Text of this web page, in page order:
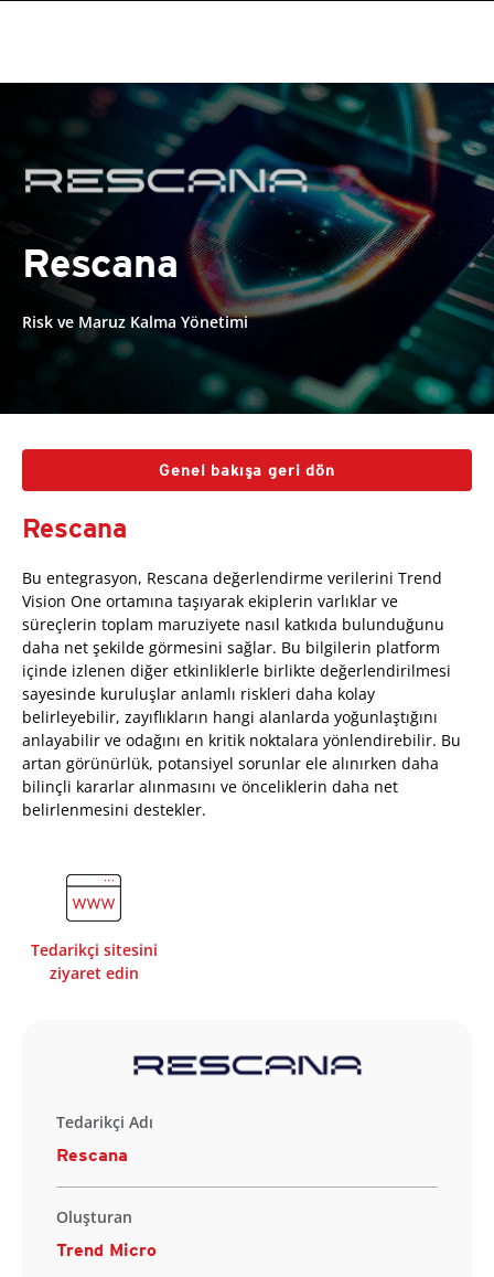
Rescana
Risk ve Maruz Kalma Yönetimi
Genel bakışa geri dön
Rescana
Bu entegrasyon, Rescana değerlendirme verilerini Trend
Vision One ortamına taşıyarak ekiplerin varlıklar ve
süreçlerin toplam maruziyete nasıl katkıda bulunduğunu
daha net şekilde görmesini sağlar. Bu bilgilerin platform
içinde izlenen diğer etkinliklerle birlikte değerlendirilmesi
sayesinde kuruluşlar anlamlı riskleri daha kolay
belirleyebilir, zayıflıkların hangi alanlarda yoğunlaştığını
anlayabilir ve odağını en kritik noktalara yönlendirebilir. Bu
artan görünürlük, potansiyel sorunlar ele alınırken daha
bilinçli kararlar alınmasını ve önceliklerin daha net
belirlenmesini destekler.
Tedarikçi sitesini
ziyaret edin
Tedarikçi Adı
Rescana
Oluşturan
Trend Micro